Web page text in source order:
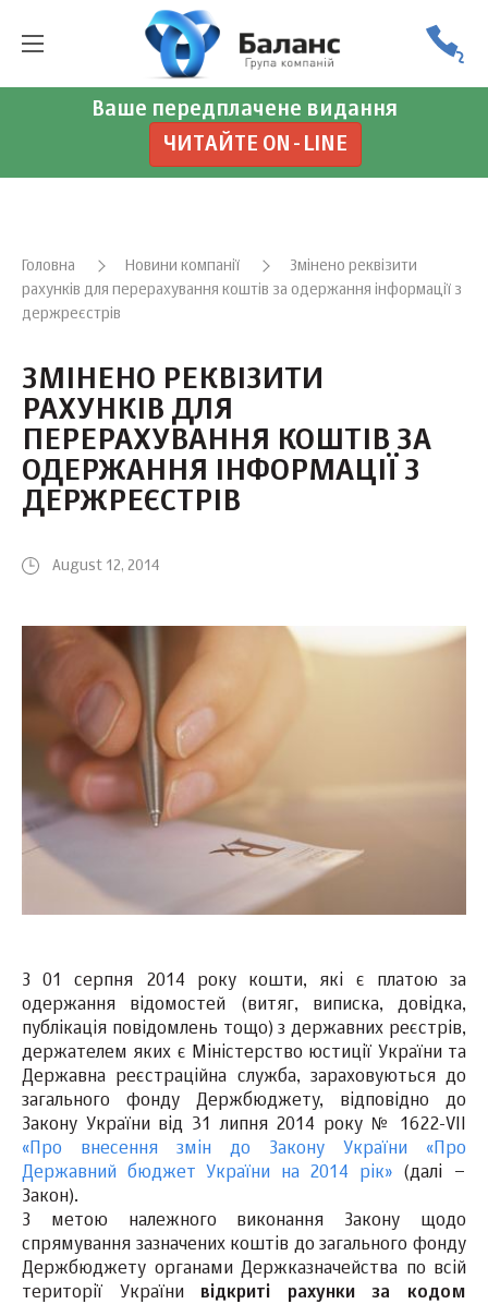
Ваше передплачене видання
ЧИТАЙТЕ ON-LINE
Головна Новини компанії
Змінено реквізити
рахунків для перерахування коштів за одержання інформації з
держреєстрів
ЗМІНЕНО РЕКВІЗИТИ
РАХУНКІВ ДЛЯ
ПЕРЕРАХУВАННЯ КОШТІВ ЗА
ОДЕРЖАННЯ ІНФОРМАЦІЇ З
ДЕРЖРЕЄСТРІВ
August 12, 2014
З 01 серпня 2014 року кошти, які є платою за
одержання відомостей (витяг, виписка, довідка,
публікація повідомлень тощо) з державних реєстрів,
держателем яких є Міністерство юстиції України та
Державна реєстраційна служба, зараховуються до
загального фонду Держбюджету, відповідно до
Закону України від 31 липня 2014 року № 1622-VII
«Про внесення змін до Закону України «Про
Державний бюджет України на 2014 рік» (далі –
Закон).
З метою належного виконання Закону щодо
спрямування зазначених коштів до загального фонду
Держбюджету органами Держказначейства по всій
території України відкриті рахунки за кодом